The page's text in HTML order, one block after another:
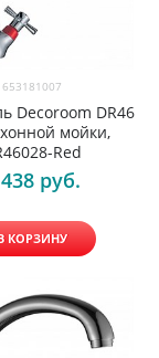
653181007
Decoroom DR46
мойки,
Red
руб.
КОРЗИНУ